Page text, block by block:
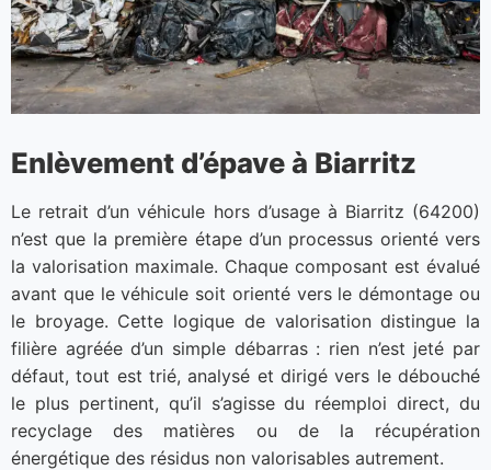
Enlèvement d’épave à Biarritz
Le retrait d’un véhicule hors d’usage à Biarritz (64200)
n’est que la première étape d’un processus orienté vers
la valorisation maximale. Chaque composant est évalué
avant que le véhicule soit orienté vers le démontage ou
le broyage. Cette logique de valorisation distingue la
filière agréée d’un simple débarras : rien n’est jeté par
défaut, tout est trié, analysé et dirigé vers le débouché
le plus pertinent, qu’il s’agisse du réemploi direct, du
recyclage des matières ou de la récupération
énergétique des résidus non valorisables autrement.